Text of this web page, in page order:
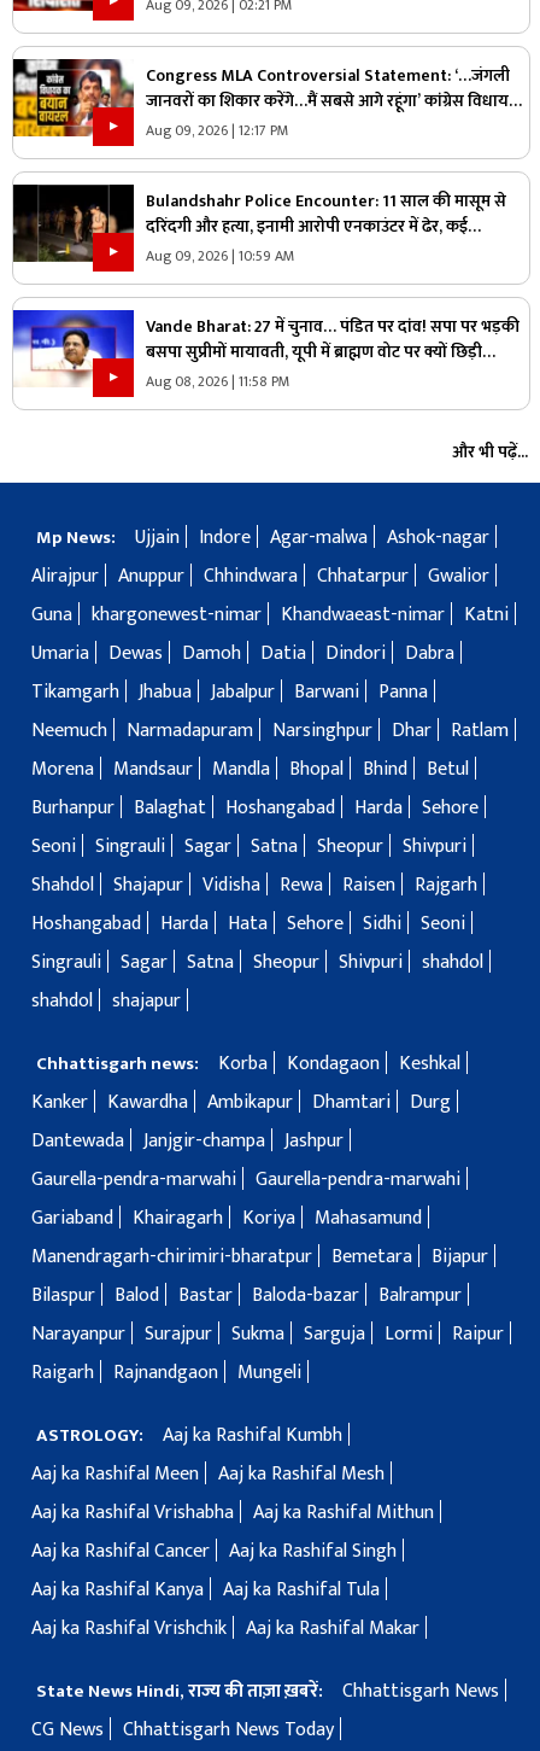
Congress MLA Controversial Statement: ‘…जंगली
जानवरों का शिकार करेंगे…मैं सबसे आगे रहूंगा’ कांग्रेस विधायक
ने दिया विवादित बयान, वायरल हो रहा वीडियो
Aug 09, 2026 | 12:17 PM
Bulandshahr Police Encounter: 11 साल की मासूम से
दरिंदगी और हत्या, इनामी आरोपी एनकाउंटर में ढेर, कई
पुलिसकर्मी भी घायल
Aug 09, 2026 | 10:59 AM
Vande Bharat: 27 में चुनाव… पंडित पर दांव! सपा पर भड़की
बसपा सुप्रीमों मायावती, यूपी में ब्राह्मण वोट पर क्यों छिड़ी
महाभारत?
Aug 08, 2026 | 11:58 PM
और भी पढ़ें...
Mp News: Ujjain Indore Agar-malwa Ashok-nagar
Alirajpur Anuppur Chhindwara Chhatarpur Gwalior
Guna khargonewest-nimar Khandwaeast-nimar
Katni
Umaria
Dewas Damoh Datia Dindori
Dabra
Tikamgarh Jhabua Jabalpur Barwani
Panna
Neemuch
Narmadapuram Narsinghpur Dhar
Ratlam
Morena
Mandsaur Mandla Bhopal Bhind
Betul
Burhanpur
Balaghat Hoshangabad Harda Sehore
Seoni Singrauli Sagar Satna Sheopur Shivpuri
Shahdol Shajapur Vidisha Rewa Raisen
Rajgarh
Hoshangabad
Harda Hata Sehore Sidhi Seoni
Singrauli Sagar Satna Sheopur Shivpuri shahdol
shahdol shajapur
Chhattisgarh news: Korba Kondagaon
Keshkal
Kanker
Kawardha Ambikapur Dhamtari
Durg
Dantewada Janjgir-champa Jashpur
Gaurella-pendra-marwahi Gaurella-pendra-marwahi
Gariaband
Khairagarh Koriya
Mahasamund
Manendragarh-chirimiri-bharatpur
Bemetara
Bijapur
Bilaspur
Balod Bastar Baloda-bazar
Balrampur
Narayanpur Surajpur Sukma Sarguja Lormi
Raipur
Raigarh
Rajnandgaon Mungeli
ASTROLOGY:
Aaj ka Rashifal Kumbh
Aaj ka Rashifal Meen Aaj ka Rashifal Mesh
Aaj ka Rashifal Vrishabha Aaj ka Rashifal Mithun
Aaj ka Rashifal Cancer Aaj ka Rashifal Singh
Aaj ka Rashifal Kanya Aaj ka Rashifal Tula
Aaj ka Rashifal Vrishchik Aaj ka Rashifal Makar
State News Hindi, राज्य की ताज़ा ख़बरें:
Chhattisgarh News
CG News
Chhattisgarh News Today